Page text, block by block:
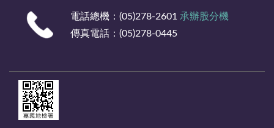
電話總機：(05)278-2601 承辦股分機
傳真電話：(05)278-0445